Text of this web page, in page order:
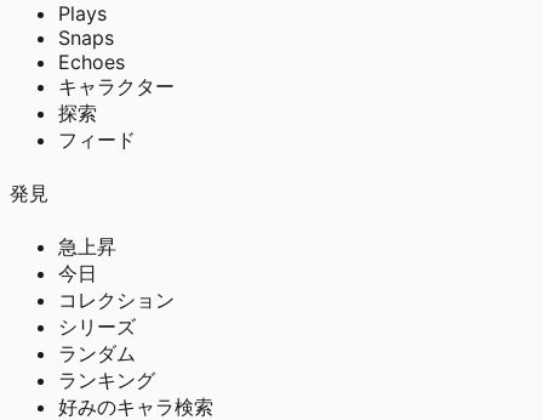
Plays
Snaps
Echoes
キャラクター
探索
フィード
発見
急上昇
今日
コレクション
シリーズ
ランダム
ランキング
好みのキャラ検索